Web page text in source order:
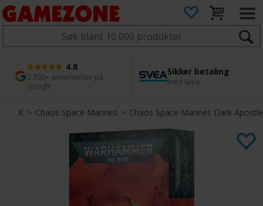
4.8
2 300+ anmeldelser på
Google
Sikker betaling
med Svea
1 dags levering
Bestill innen kl. 12
45 dager returfrist
Enkel retur
Warhammer 40K>Chaos Space Marines>Chaos Space Marines Dark Apostle